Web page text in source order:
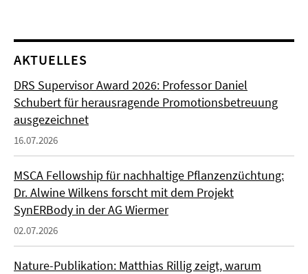
AKTUELLES
DRS Supervisor Award 2026: Professor Daniel
Schubert für herausragende Promotionsbetreuung
ausgezeichnet
16.07.2026
MSCA Fellowship für nachhaltige Pflanzenzüchtung:
Dr. Alwine Wilkens forscht mit dem Projekt
SynERBody in der AG Wiermer
02.07.2026
Nature-Publikation: Matthias Rillig zeigt, warum